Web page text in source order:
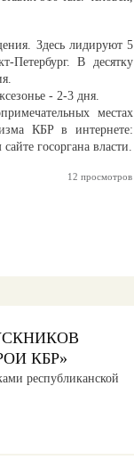
Здесь лидируют 5
Петербург. В десятку
- 2-3 дня.
местах
КБР в интернете:
госоргана власти.
12 просмотров
КБР»
республиканской